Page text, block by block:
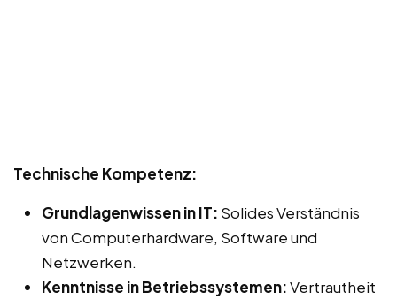
Technische Kompetenz:
Grundlagenwissen in IT: Solides Verständnis
von Computerhardware, Software und
Netzwerken.
Kenntnisse in Betriebssystemen:Vertrautheit